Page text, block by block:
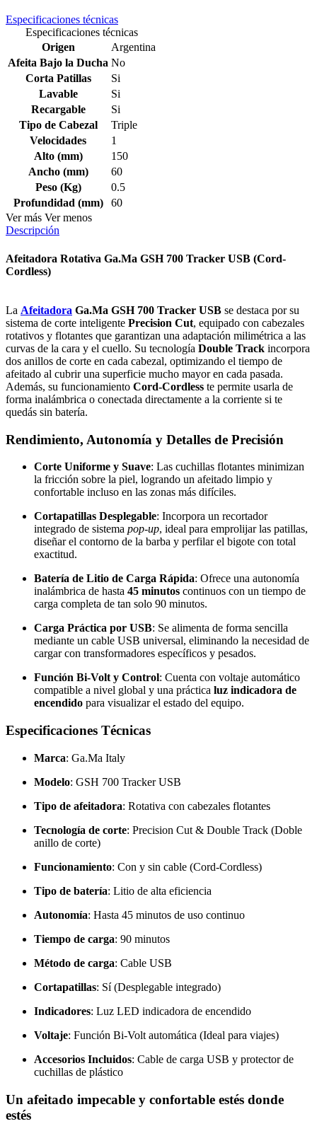
Especificaciones técnicas
Especificaciones técnicas
Origen
Argentina
Afeita Bajo la Ducha No
Corta Patillas
Si
Lavable
Si
Recargable
Si
Tipo de Cabezal
Triple
Velocidades
1
Alto (mm)
150
Ancho (mm)
60
Peso (Kg)
0.5
Profundidad (mm)
60
Ver más Ver menos
Descripción
Afeitadora Rotativa Ga.Ma GSH 700 Tracker USB (Cord-
Cordless)
La Afeitadora Ga.Ma GSH 700 Tracker USB se destaca por su
sistema de corte inteligente Precision Cut, equipado con cabezales
rotativos y flotantes que garantizan una adaptación milimétrica a las
curvas de la cara y el cuello. Su tecnología Double Track incorpora
dos anillos de corte en cada cabezal, optimizando el tiempo de
afeitado al cubrir una superficie mucho mayor en cada pasada.
Además, su funcionamiento Cord-Cordless te permite usarla de
forma inalámbrica o conectada directamente a la corriente si te
quedás sin batería.
Rendimiento, Autonomía y Detalles de Precisión
Corte Uniforme y Suave: Las cuchillas flotantes minimizan
la fricción sobre la piel, logrando un afeitado limpio y
confortable incluso en las zonas más difíciles.
Cortapatillas Desplegable: Incorpora un recortador
integrado de sistema pop-up, ideal para emprolijar las patillas,
diseñar el contorno de la barba y perfilar el bigote con total
exactitud.
Batería de Litio de Carga Rápida: Ofrece una autonomía
inalámbrica de hasta 45 minutos continuos con un tiempo de
carga completa de tan solo 90 minutos.
Carga Práctica por USB: Se alimenta de forma sencilla
mediante un cable USB universal, eliminando la necesidad de
cargar con transformadores específicos y pesados.
Función Bi-Volt y Control: Cuenta con voltaje automático
compatible a nivel global y una práctica luz indicadora de
encendido para visualizar el estado del equipo.
Especificaciones Técnicas
Marca: Ga.Ma Italy
Modelo: GSH 700 Tracker USB
Tipo de afeitadora: Rotativa con cabezales flotantes
Tecnología de corte: Precision Cut & Double Track (Doble
anillo de corte)
Funcionamiento: Con y sin cable (Cord-Cordless)
Tipo de batería: Litio de alta eficiencia
Autonomía: Hasta 45 minutos de uso continuo
Tiempo de carga: 90 minutos
Método de carga: Cable USB
Cortapatillas: Sí (Desplegable integrado)
Indicadores: Luz LED indicadora de encendido
Voltaje: Función Bi-Volt automática (Ideal para viajes)
Accesorios Incluidos: Cable de carga USB y protector de
cuchillas de plástico
Un afeitado impecable y confortable estés donde
estés